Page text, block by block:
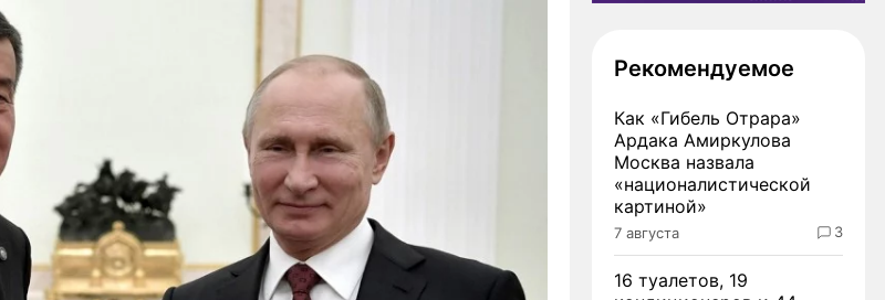
Рекомендуемое
Как «Гибель Отрара»
Ардака Амиркулова
Москва назвала
«националистической
картиной»
7 августа 3
16 туалетов, 19